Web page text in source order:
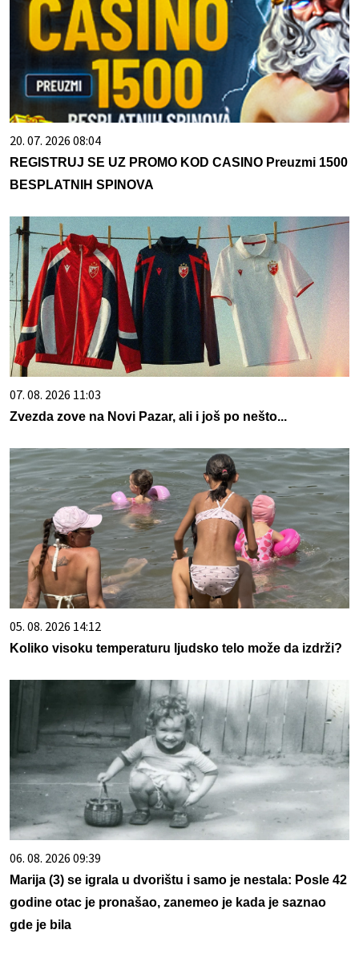
20. 07. 2026 08:04
REGISTRUJ SE UZ PROMO KOD CASINO Preuzmi 1500
BESPLATNIH SPINOVA
07. 08. 2026 11:03
Zvezda zove na Novi Pazar, ali i još po nešto...
05. 08. 2026 14:12
Koliko visoku temperaturu ljudsko telo može da izdrži?
06. 08. 2026 09:39
Marija (3) se igrala u dvorištu i samo je nestala: Posle 42
godine otac je pronašao, zanemeo je kada je saznao
gde je bila